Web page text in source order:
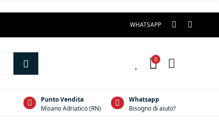
WHATSAPP
0
Punto Vendita
Misano Adriatico (RN)
Whatsapp
Bisogno di aiuto?